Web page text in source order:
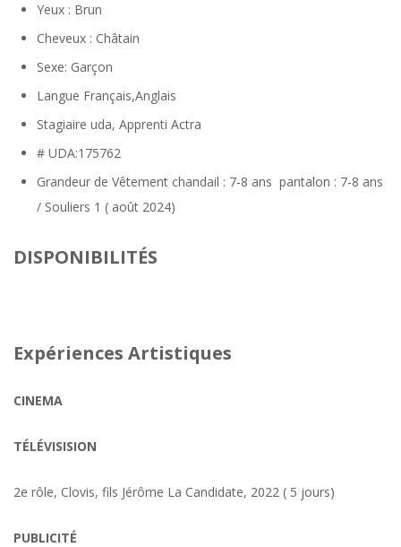
Yeux : Brun
Cheveux : Châtain
Sexe: Garçon
Langue Français,Anglais
Stagiaire uda, Apprenti Actra
# UDA:175762
Grandeur de Vêtement chandail : 7-8 ans pantalon : 7-8 ans
/ Souliers 1 ( août 2024)
DISPONIBILITÉS
Expériences Artistiques
CINEMA
TÉLÉVISISION
2e rôle, Clovis, fils Jérôme La Candidate, 2022 ( 5 jours)
PUBLICITÉ